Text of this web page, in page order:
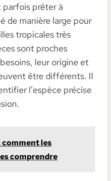
prêter à
de manière large pour
tropicales très
sont proches
leur origine et
être différents. Il
l’espèce précise
comment les
comprendre